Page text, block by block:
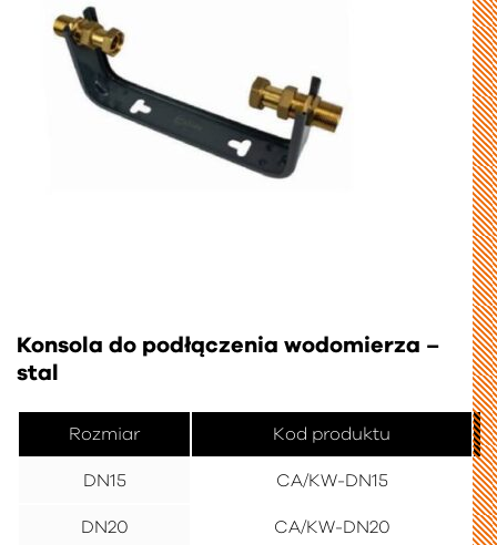
Konsola do podłączenia wodomierza –
stal
Rozmiar Kod produktu
DN15 CA/KW-DN15
DN20 CA/KW-DN20